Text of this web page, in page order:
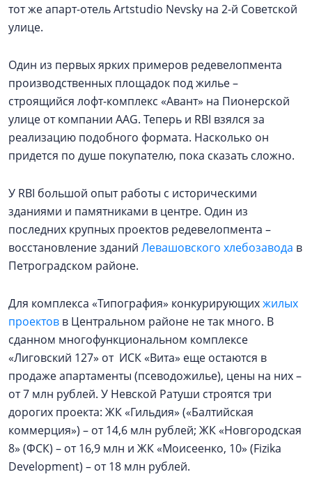
тот же апарт-отель Artstudio Nevsky на 2-й Советской
улице.
Один из первых ярких примеров редевелопмента
производственных площадок под жилье –
строящийся лофт-комплекс «Авант» на Пионерской
улице от компании AAG. Теперь и RBI взялся за
реализацию подобного формата. Насколько он
придется по душе покупателю, пока сказать сложно.
У RBI большой опыт работы с историческими
зданиями и памятниками в центре. Один из
последних крупных проектов редевелопмента –
восстановление зданий Левашовского хлебозавода в
Петроградском районе.
Для комплекса «Типография» конкурирующихжилых
проектов в Центральном районе не так много. В
сданном многофункциональном комплексе
«Лиговский 127» от ИСК «Вита» еще остаются в
продаже апартаменты (псеводожилье), цены на них –
от 7 млн рублей. У Невской Ратуши строятся три
дорогих проекта: ЖК «Гильдия» («Балтийская
коммерция») – от 14,6 млн рублей; ЖК «Новгородская
8» (ФСК) – от 16,9 млн и ЖК «Моисеенко, 10» (Fizika
Development) – от 18 млн рублей.